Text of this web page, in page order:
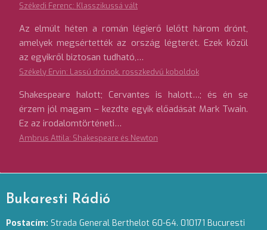
Székedi Ferenc: Klasszikussá vált
Az elmúlt héten a román légierő lelőtt három drónt,
amelyek megsértették az ország légterét. Ezek közül
az egyikről biztosan tudható,…
Székely Ervin: Lassú drónok, rosszkedvű koboldok
Shakespeare halott; Cervantes is halott…; és én se
érzem jól magam – kezdte egyik előadását Mark Twain.
Ez az irodalomtörténeti…
Ambrus Attila: Shakespeare és Newton
Bukaresti Rádió
Postacím: Strada General Berthelot 60-64. 010171 Bucuresti